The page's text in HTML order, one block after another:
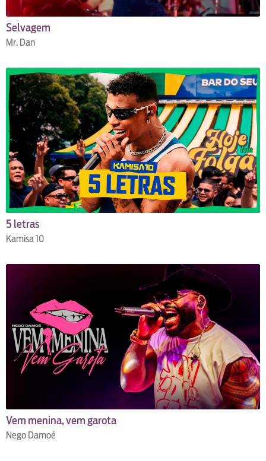
Selvagem
Mr. Dan
5 letras
Kamisa 10
Vem menina, vem garota
Nego Damoé